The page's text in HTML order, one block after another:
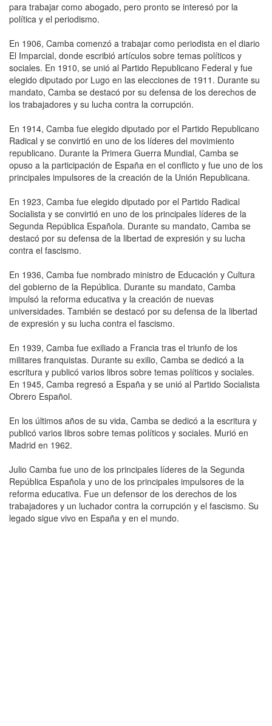
para trabajar como abogado, pero pronto se interesó por la
política y el periodismo.
En 1906, Camba comenzó a trabajar como periodista en el diario
El Imparcial, donde escribió artículos sobre temas políticos y
sociales. En 1910, se unió al Partido Republicano Federal y fue
elegido diputado por Lugo en las elecciones de 1911. Durante su
mandato, Camba se destacó por su defensa de los derechos de
los trabajadores y su lucha contra la corrupción.
En 1914, Camba fue elegido diputado por el Partido Republicano
Radical y se convirtió en uno de los líderes del movimiento
republicano. Durante la Primera Guerra Mundial, Camba se
opuso a la participación de España en el conflicto y fue uno de los
principales impulsores de la creación de la Unión Republicana.
En 1923, Camba fue elegido diputado por el Partido Radical
Socialista y se convirtió en uno de los principales líderes de la
Segunda República Española. Durante su mandato, Camba se
destacó por su defensa de la libertad de expresión y su lucha
contra el fascismo.
En 1936, Camba fue nombrado ministro de Educación y Cultura
del gobierno de la República. Durante su mandato, Camba
impulsó la reforma educativa y la creación de nuevas
universidades. También se destacó por su defensa de la libertad
de expresión y su lucha contra el fascismo.
En 1939, Camba fue exiliado a Francia tras el triunfo de los
militares franquistas. Durante su exilio, Camba se dedicó a la
escritura y publicó varios libros sobre temas políticos y sociales.
En 1945, Camba regresó a España y se unió al Partido Socialista
Obrero Español.
En los últimos años de su vida, Camba se dedicó a la escritura y
publicó varios libros sobre temas políticos y sociales. Murió en
Madrid en 1962.
Julio Camba fue uno de los principales líderes de la Segunda
República Española y uno de los principales impulsores de la
reforma educativa. Fue un defensor de los derechos de los
trabajadores y un luchador contra la corrupción y el fascismo. Su
legado sigue vivo en España y en el mundo.